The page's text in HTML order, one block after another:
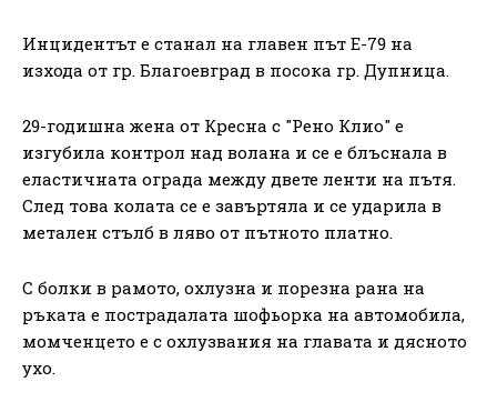
Инцидентът е станал на главен път Е-79 на
изхода от гр. Благоевград в посока гр. Дупница.
29-годишна жена от Кресна с "Рено Клио" е
изгубила контрол над волана и се е блъснала в
еластичната ограда между двете ленти на пътя.
След това колата се е завъртяла и се ударила в
метален стълб в ляво от пътното платно.
С болки в рамото, охлузна и порезна рана на
ръката е пострадалата шофьорка на автомобила,
момченцето е с охлузвания на главата и дясното
ухо.